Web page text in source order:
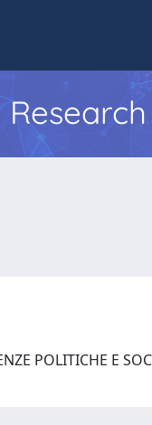
POLITICHE E